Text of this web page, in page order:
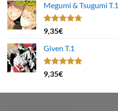
5Megumi & Tsugumi T.1
Note4.67
sur 5
9,35€
Given T.1
Note5.00
sur 5
9,35€